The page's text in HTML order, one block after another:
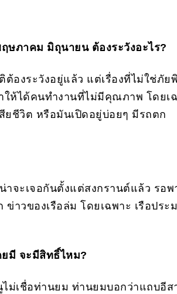
ษภาคม มิถุนายน ต้องระวังอะไร?
ต้องระวังอยู่แล้ว แต่เรื่องที่ไม่ใช่ภัย
ให้ได้คนทำงานที่ไม่มีคุณภาพ โดยเ
ยชีวิต หรือมันเปิดอยู่บ่อยๆ มีรถตก
าจะเจอกันตั้งแต่สงกรานต์แล้ว รอ
าวของเรือล่ม โดยเฉพาะ เรือปร
ยมี จะมีสิทธิ์ไหม?
ม่เชื่อท่านยม ท่านยมบอกว่าแถบอี